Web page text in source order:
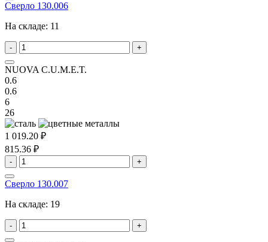
Сверло 130.006
На складе: 11
- +
NUOVA C.U.M.E.T.
0.6
0.6
6
26
1 019.20 ₽
815.36 ₽
- +
Сверло 130.007
На складе: 19
- +